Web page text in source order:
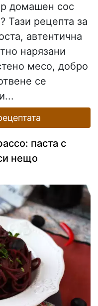
домашен сос
Тази рецепта за
автентична
нарязани
месо, добро
се
паста с
нещо